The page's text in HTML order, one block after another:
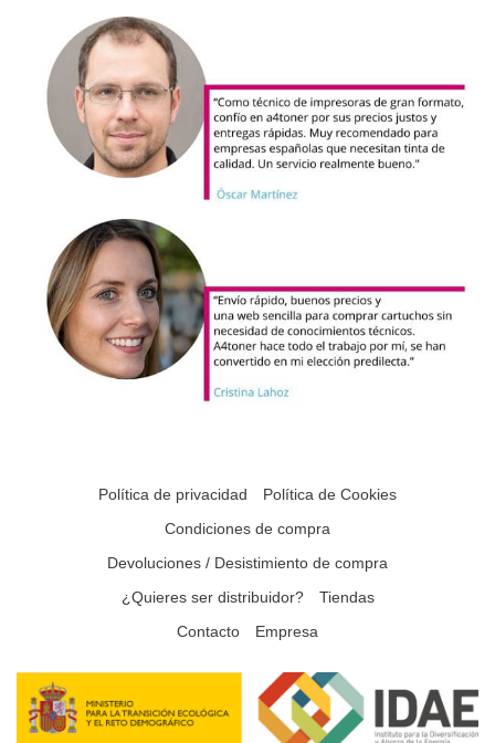
Política de privacidad
Política de Cookies
Condiciones de compra
Devoluciones / Desistimiento de compra
¿Quieres ser distribuidor?
Tiendas
Contacto
Empresa